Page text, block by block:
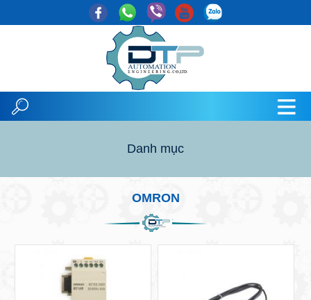
Danh mục
OMRON